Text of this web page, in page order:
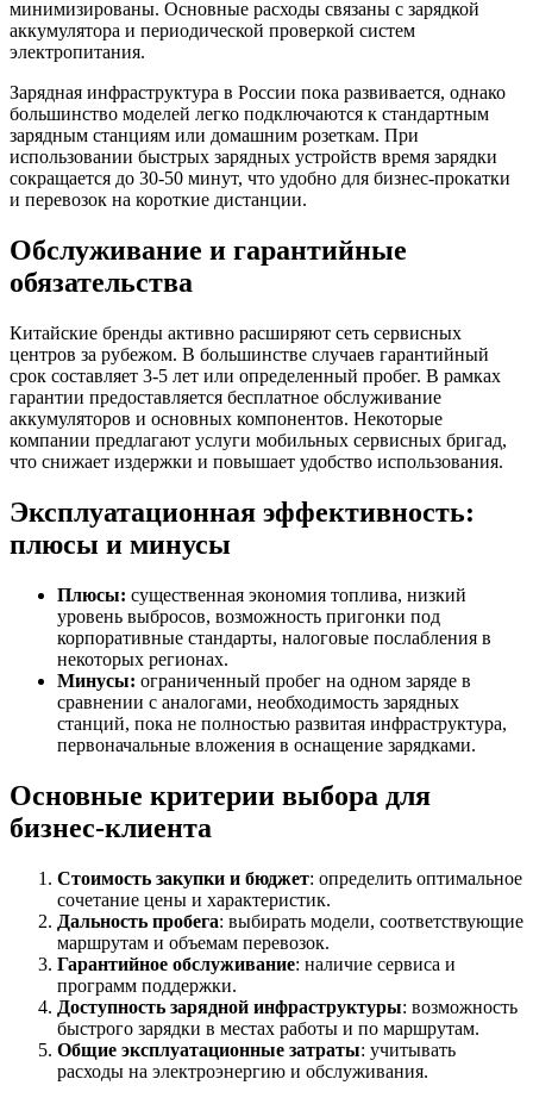
минимизированы. Основные расходы связаны с зарядкой
аккумулятора и периодической проверкой систем
электропитания.
Зарядная инфраструктура в России пока развивается, однако
большинство моделей легко подключаются к стандартным
зарядным станциям или домашним розеткам. При
использовании быстрых зарядных устройств время зарядки
сокращается до 30-50 минут, что удобно для бизнес-прокатки
и перевозок на короткие дистанции.
Обслуживание и гарантийные
обязательства
Китайские бренды активно расширяют сеть сервисных
центров за рубежом. В большинстве случаев гарантийный
срок составляет 3-5 лет или определенный пробег. В рамках
гарантии предоставляется бесплатное обслуживание
аккумуляторов и основных компонентов. Некоторые
компании предлагают услуги мобильных сервисных бригад,
что снижает издержки и повышает удобство использования.
Эксплуатационная эффективность:
плюсы и минусы
Плюсы: существенная экономия топлива, низкий
уровень выбросов, возможность пригонки под
корпоративные стандарты, налоговые послабления в
некоторых регионах.
Минусы: ограниченный пробег на одном заряде в
сравнении с аналогами, необходимость зарядных
станций, пока не полностью развитая инфраструктура,
первоначальные вложения в оснащение зарядками.
Основные критерии выбора для
бизнес-клиента
Стоимость закупки и бюджет: определить оптимальное
сочетание цены и характеристик.
Дальность пробега: выбирать модели, соответствующие
маршрутам и объемам перевозок.
Гарантийное обслуживание: наличие сервиса и
программ поддержки.
Доступность зарядной инфраструктуры: возможность
быстрого зарядки в местах работы и по маршрутам.
Общие эксплуатационные затраты: учитывать
расходы на электроэнергию и обслуживания.